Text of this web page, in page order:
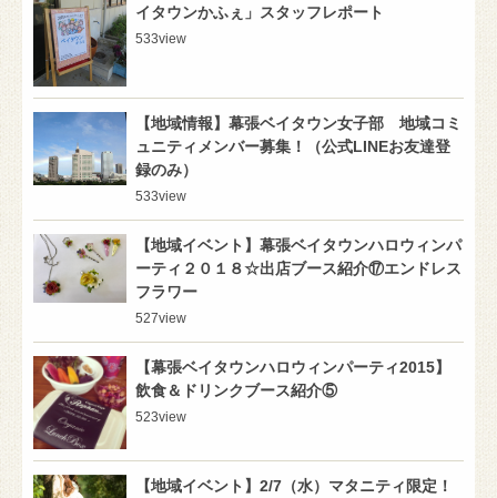
イタウンかふぇ」スタッフレポート
533view
【地域情報】幕張ベイタウン女子部 地域コミ
ュニティメンバー募集！（公式LINEお友達登
録のみ）
533view
【地域イベント】幕張ベイタウンハロウィンパ
ーティ２０１８☆出店ブース紹介⑰エンドレス
フラワー
527view
【幕張ベイタウンハロウィンパーティ2015】
飲食＆ドリンクブース紹介⑤
523view
【地域イベント】2/7（水）マタニティ限定！